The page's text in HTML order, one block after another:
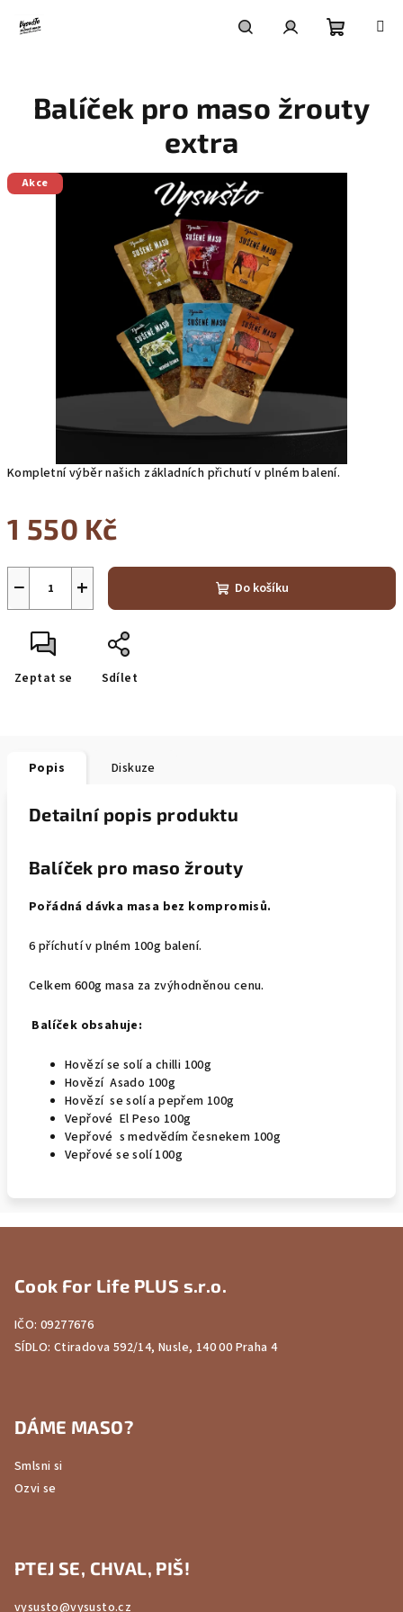
košík
Kompletní výběr našich základních přichutí v plném balení.
1 550 Kč
+
− Do košíku
Zeptat se Sdílet
Balíček pro maso žrouty
extra
Akce
Popis Diskuze
Detailní popis produktu
Balíček pro maso žrouty
Pořádná dávka masa bez kompromisů.
6 příchutí v plném 100g balení.
Celkem 600g masa za zvýhodněnou cenu.
Balíček obsahuje:
Hovězí se solí a chilli 100g
Hovězí Asado 100g
Hovězí se solí a pepřem 100g
Vepřové El Peso 100g
Vepřové s medvědím česnekem 100g
Vepřové se solí 100g
Cook For Life PLUS s.r.o.
IČO: 09277676
SÍDLO: Ctiradova 592/14, Nusle, 140 00 Praha 4
DÁME MASO?
Smlsni si
Ozvi se
PTEJ SE, CHVAL, PIŠ!
vysusto@vysusto.cz